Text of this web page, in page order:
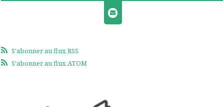
S'abonner au flux RSS
S'abonner au flux ATOM